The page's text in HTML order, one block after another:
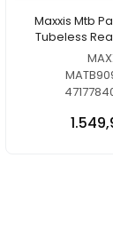
Maxxis Mtb
Tubeless